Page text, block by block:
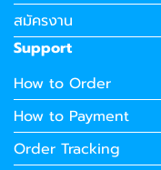
สมัครงาน
Support
How to Order
How to Payment
Order Tracking